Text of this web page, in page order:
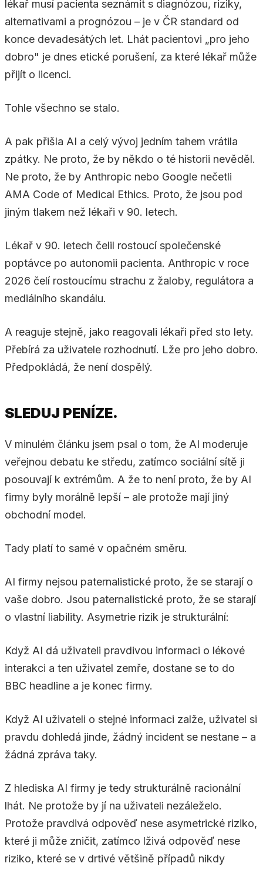
lékař musí pacienta seznámit s diagnózou, riziky,
alternativami a prognózou – je v ČR standard od
konce devadesátých let. Lhát pacientovi „pro jeho
dobro" je dnes etické porušení, za které lékař může
přijít o licenci.
Tohle všechno se stalo.
A pak přišla AI a celý vývoj jedním tahem vrátila
zpátky. Ne proto, že by někdo o té historii nevěděl.
Ne proto, že by Anthropic nebo Google nečetli
AMA Code of Medical Ethics. Proto, že jsou pod
jiným tlakem než lékaři v 90. letech.
Lékař v 90. letech čelil rostoucí společenské
poptávce po autonomii pacienta. Anthropic v roce
2026 čelí rostoucímu strachu z žaloby, regulátora a
mediálního skandálu.
A reaguje stejně, jako reagovali lékaři před sto lety.
Přebírá za uživatele rozhodnutí. Lže pro jeho dobro.
Předpokládá, že není dospělý.
SLEDUJ PENÍZE.
V minulém článku jsem psal o tom, že AI moderuje
veřejnou debatu ke středu, zatímco sociální sítě ji
posouvají k extrémům. A že to není proto, že by AI
firmy byly morálně lepší – ale protože mají jiný
obchodní model.
Tady platí to samé v opačném směru.
AI firmy nejsou paternalistické proto, že se starají o
vaše dobro. Jsou paternalistické proto, že se starají
o vlastní liability. Asymetrie rizik je strukturální:
Když AI dá uživateli pravdivou informaci o lékové
interakci a ten uživatel zemře, dostane se to do
BBC headline a je konec firmy.
Když AI uživateli o stejné informaci zalže, uživatel si
pravdu dohledá jinde, žádný incident se nestane – a
žádná zpráva taky.
Z hlediska AI firmy je tedy strukturálně racionální
lhát. Ne protože by jí na uživateli nezáleželo.
Protože pravdivá odpověď nese asymetrické riziko,
které ji může zničit, zatímco lživá odpověď nese
riziko, které se v drtivé většině případů nikdy